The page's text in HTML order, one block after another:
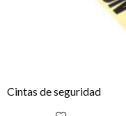
Cintas de seguridad